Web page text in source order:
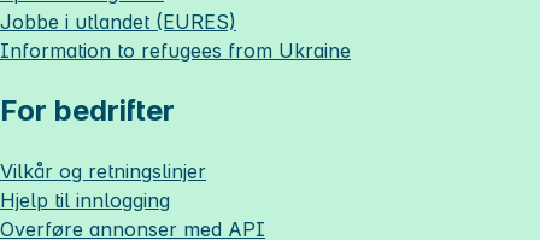
Jobbe i utlandet (EURES)
Information to refugees from Ukraine
For bedrifter
Vilkår og retningslinjer
Hjelp til innlogging
Overføre annonser med API